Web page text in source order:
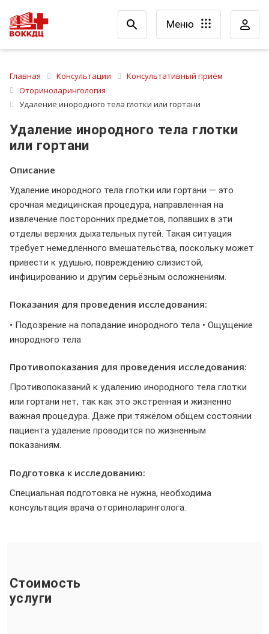
Меню
Главная Консультации
Консультативный приём
Оториноларингология
Удаление инородного тела глотки или гортани
Удаление инородного тела глотки
или гортани
Описание
Удаление инородного тела глотки или гортани — это
срочная медицинская процедура, направленная на
извлечение посторонних предметов, попавших в эти
отделы верхних дыхательных путей. Такая ситуация
требует немедленного вмешательства, поскольку может
привести к удушью, повреждению слизистой,
инфицированию и другим серьёзным осложнениям.
Показания для проведения исследования:
• Подозрение на попадание инородного тела • Ощущение
инородного тела
Противопоказания для проведения исследования:
Противопоказаний к удалению инородного тела глотки
или гортани нет, так как это экстренная и жизненно
важная процедура. Даже при тяжёлом общем состоянии
пациента удаление проводится по жизненным
показаниям.
Подготовка к исследованию:
Специальная подготовка не нужна, необходима
консультация врача оториноларинголога.
Стоимость
услуги